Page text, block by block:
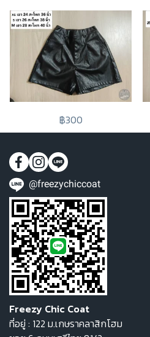
฿300
@freezychiccoat
Freezy Chic Coat
ที่อยู่ : 122 ม.เกษราคลาสิกโฮม